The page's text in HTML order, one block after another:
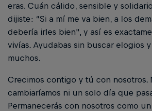
eras. Cuán cálido, sensible y
dijiste: “Si a mí me va bien, a los
debería irles bien", y así es
vivías. Ayudabas sin buscar elogios
muchos.
Crecimos contigo y tú con nosotros.
cambiaríamos ni un solo día que
Permanecerás con nosotros como